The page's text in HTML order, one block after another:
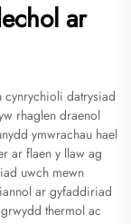
ar
datrysiad
rhaglen draenol
ymwrachau hael
ar flaen y llaw ag
uwch mewn
ar gyfaddiriad
thermol ac